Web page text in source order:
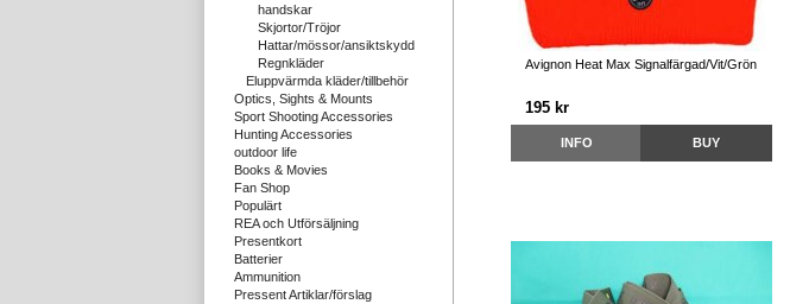
handskar
Skjortor/Tröjor
Hattar/mössor/ansiktskydd
Regnkläder
Eluppvärmda kläder/tillbehör
Optics, Sights & Mounts
Sport Shooting Accessories
Hunting Accessories
outdoor life
Books & Movies
Fan Shop
Populärt
REA och Utförsäljning
Presentkort
Batterier
Ammunition
Pressent Artiklar/förslag
Avignon Heat Max Signalfärgad/Vit/Grön
195 kr
INFO BUY